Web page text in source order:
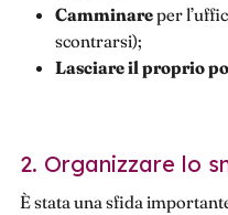
Camminareper
scontrarsi);
Lasciare il proprio
2. Organizzare lo
È stata una sfida